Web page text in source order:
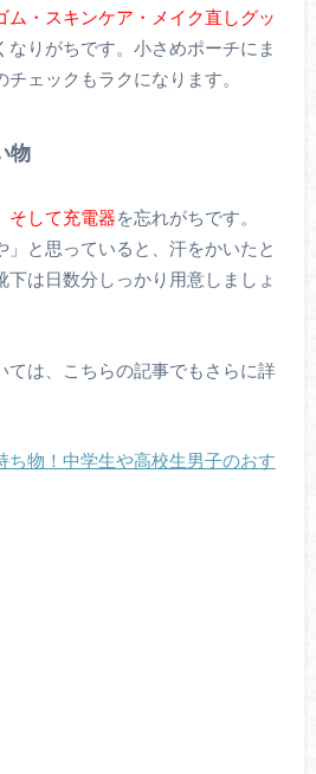
ム・スキンケア・メイク直しグッ
なりがちです。小さめポーチにま
ェックもラクになります。
物
そして充電器を忘れがちです。
」と思っていると、汗をかいたと
下は日数分しっかり用意しましょ
ては、こちらの記事でもさらに詳
ち物！中学生や高校生男子のおす